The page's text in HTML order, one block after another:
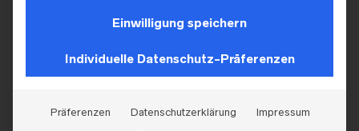
ÄHNLICHE PRODUKTE
Einwilligung speichern
Individuelle Datenschutz-Präferenzen
Präferenzen Datenschutzerklärung Impressum